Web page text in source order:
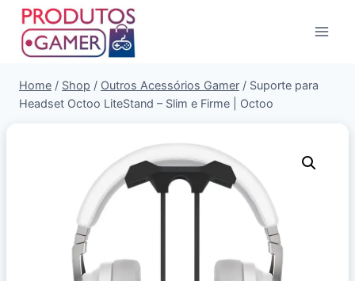
Home / Shop / Outros Acessórios Gamer / Suporte para
Headset Octoo LiteStand – Slim e Firme | Octoo